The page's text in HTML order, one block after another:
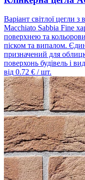
Варіант світлої цегли
Macchiato Sabbia Fine
поверхнею та
піском та випалом.
призначений для
поверхонь будівель і
від 0.72 € / шт.